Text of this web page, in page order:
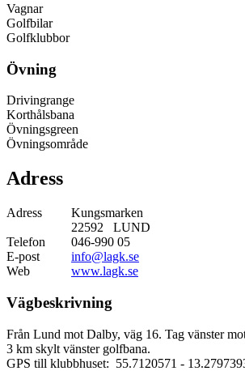
Vagnar
Golfbilar
Golfklubbor
Övning
Drivingrange
Korthålsbana
Övningsgreen
Övningsområde
Adress
Adress
Kungsmarken
22592 LUND
Telefon
046-990 05
E-post
info@lagk.se
Web
www.lagk.se
Vägbeskrivning
Från Lund mot Dalby, väg 16. Tag vänster
3 km skylt vänster golfbana.
GPS till klubbhuset: 55.7120571 -